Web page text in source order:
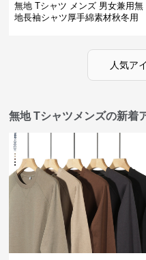
無地 Tシャツ メンズ 男女兼用無
地長袖シャツ厚手綿素材秋冬用
人気ア
無地 Tシャツメンズの新着